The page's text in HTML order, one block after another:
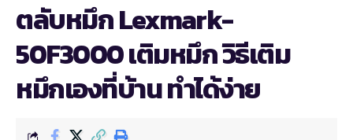
ตลับหมึก Lexmark-
50F3000 เติมหมึก วิธีเติม
หมึกเองที่บ้าน ทำได้ง่าย